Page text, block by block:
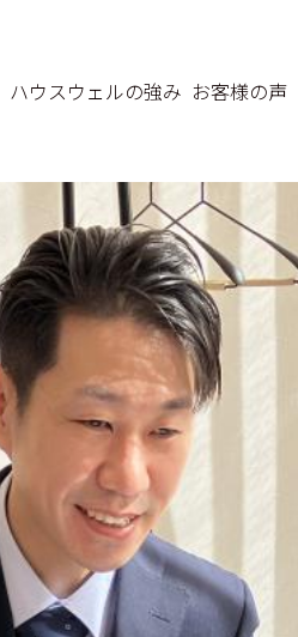
ハウスウェルの強み お客様の声